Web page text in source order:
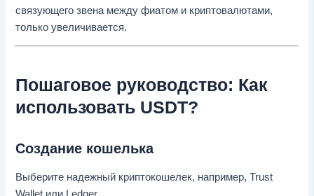
связующего звена между фиатом и криптовалютами,
только увеличивается.
Пошаговое руководство: Как
использовать USDT?
Создание кошелька
Выберите надежный криптокошелек, например, Trust
Wallet или Ledger.